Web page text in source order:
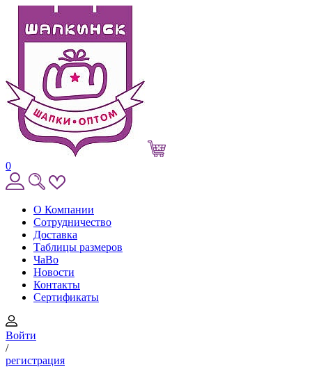
0
О Компании
Сотрудничество
Доставка
Таблицы размеров
ЧаВо
Новости
Контакты
Сертификаты
Войти
/
регистрация